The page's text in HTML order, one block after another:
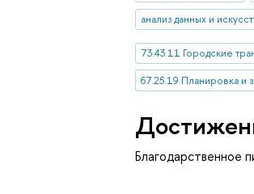
анализ данных и
73.43.11 Городские
67.25.19 Планировка и
Благодарственное